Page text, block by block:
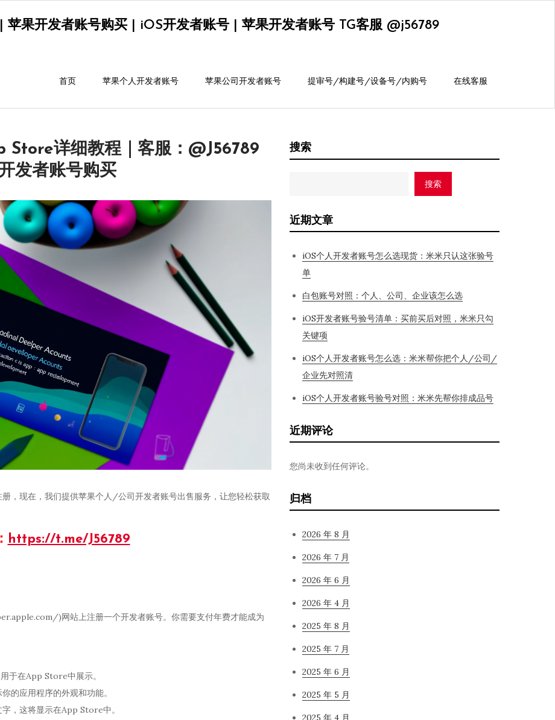
果开发者账号购买 | iOS开发者账号 | 苹果开发者账号 TG客服 @j56789
首页 苹果个人开发者账号 苹果公司开发者账号 提审号/构建号/设备号/内购号 在线客服
详细教程｜客服：@J56789
发者账号购买
，现在，我们提供苹果个人/公司开发者账号出售服务，让您轻松获取
https://t.me/J56789
)网站上注册一个开发者账号。你需要支付年费才能成为
于在App Store中展示。
的应用程序的外观和功能。
，这将显示在App Store中。
搜索
搜索
近期文章
iOS个人开发者账号怎么选现货：米米只认这张验号
单
白包账号对照：个人、公司、企业该怎么选
iOS开发者账号验号清单：买前买后对照，米米只勾
关键项
iOS个人开发者账号怎么选：米米帮你把个人/公司/
企业先对照清
iOS个人开发者账号验号对照：米米先帮你排成品号
近期评论
您尚未收到任何评论。
归档
2026 年 8 月
2026 年 7 月
2026 年 6 月
2026 年 4 月
2025 年 8 月
2025 年 7 月
2025 年 6 月
2025 年 5 月
2025 年 4 月